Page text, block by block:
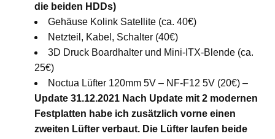
die beiden HDDs)
Gehäuse Kolink Satellite (ca. 40€)
Netzteil, Kabel, Schalter (40€)
3D Druck Boardhalter und Mini-ITX-Blende (ca.
25€)
Noctua Lüfter 120mm 5V – NF-F12 5V (20€) –
Update 31.12.2021 Nach Update mit 2 modernen
Festplatten habe ich zusätzlich vorne einen
zweiten Lüfter verbaut. Die Lüfter laufen beide